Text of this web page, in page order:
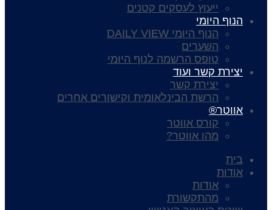
ייעוץ לעסקים קטנים
הנוף היומי
הנוף היומי DAILY VIEW
השערים
טופס הרשמה לנוף היומי
יצירת קשר ועוד
יצירת קשר
הרשת הבינלאומית וקישורים אחרים
אווטר®
קורס אווטר
מהו אווטר?
בית
אודות
אודות
מהתקשורת